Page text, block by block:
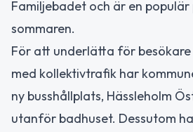
Familjebadet och är en
sommaren.
För att underlätta för
med kollektivtrafik har
ny busshållplats, Hässleholm
utanför badhuset. Dessutom